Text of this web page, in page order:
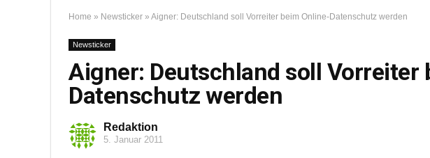
Home » Newsticker » Aigner: Deutschland soll Vorreiter beim Online-Datenschutz werden
Newsticker
Aigner: Deutschland soll Vorreiter
Datenschutz werden
Redaktion
5. Januar 2011